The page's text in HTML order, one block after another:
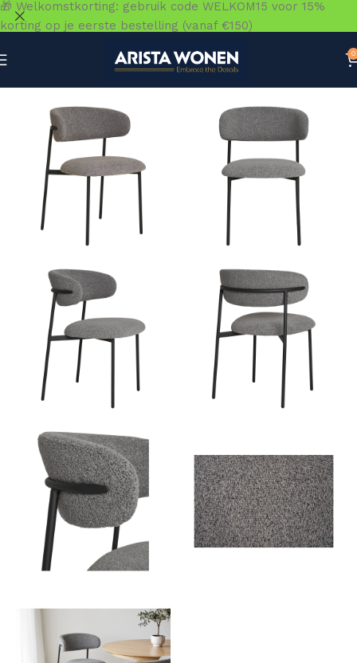
0
🎁 Welkomstkorting: gebruik code WELKOM15 voor 15%
korting op je eerste bestelling (vanaf €150)